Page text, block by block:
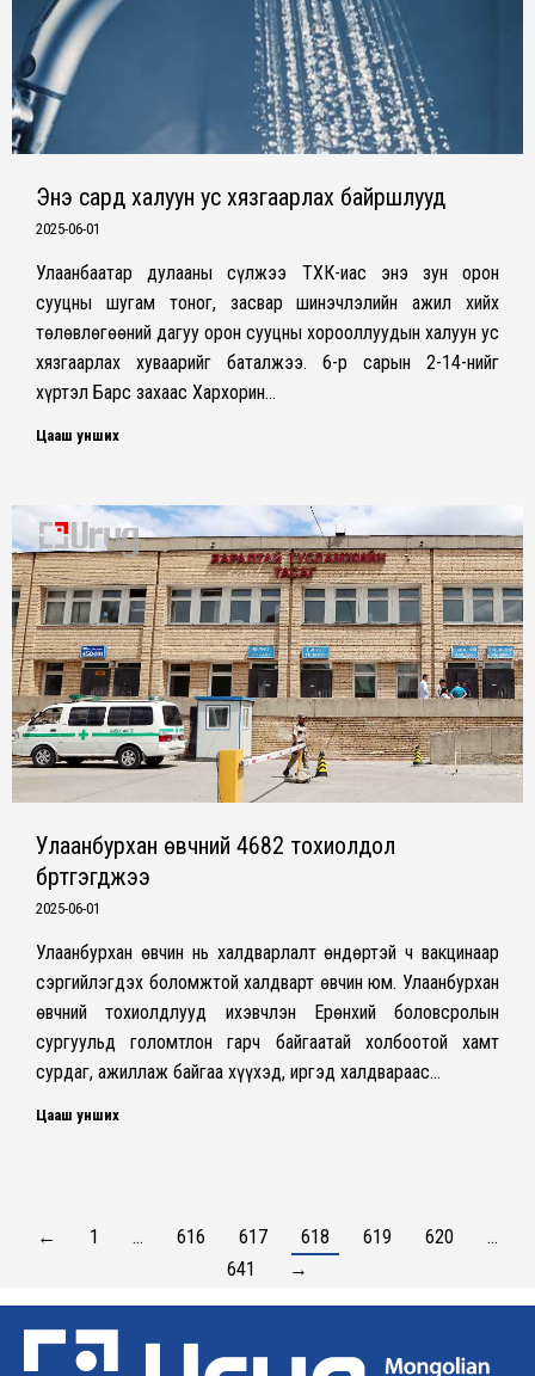
Энэ сард халуун ус хязгаарлах байршлууд
2025-06-01
Улаанбаатар дулааны сүлжээ ТӨХК-иас энэ зун орон
сууцны шугам тоног, засвар шинэчлэлийн ажил хийх
төлөвлөгөөний дагуу орон сууцны хорооллуудын халуун ус
хязгаарлах хуваарийг баталжээ. 6-р сарын 2-14-нийг
хүртэл Барс захаас Хархорин…
Цааш унших
Улаанбурхан өвчний 4682 тохиолдол
бүртгэгджээ
2025-06-01
Улаанбурхан өвчин нь халдварлалт өндөртэй ч вакцинаар
сэргийлэгдэх боломжтой халдварт өвчин юм. Улаанбурхан
өвчний тохиолдлууд ихэвчлэн Ерөнхий боловсролын
сургуульд голомтлон гарч байгаатай холбоотой хамт
сурдаг, ажиллаж байгаа хүүхэд, иргэд халдвараас…
Цааш унших
← 1 … 616 617 618 619 620
…
641
→